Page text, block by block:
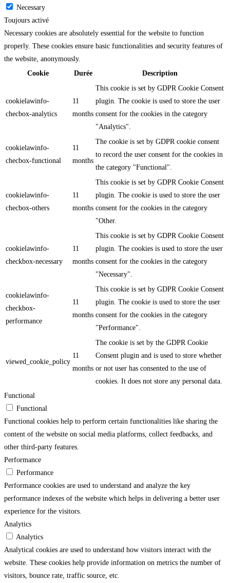
Necessary
Toujours activé
Necessary cookies are absolutely essential for the website to function
properly. These cookies ensure basic functionalities and security features of
the website, anonymously.
Cookie
Durée Description
cookielawinfo-
checbox-analytics
11
months
This cookie is set by GDPR Cookie Consent
plugin. The cookie is used to store the user
consent for the cookies in the category
"Analytics".
cookielawinfo-
checbox-functional
11
months
The cookie is set by GDPR cookie consent
to record the user consent for the cookies in
the category "Functional".
cookielawinfo-
checbox-others
11
months
This cookie is set by GDPR Cookie Consent
plugin. The cookie is used to store the user
consent for the cookies in the category
"Other.
cookielawinfo-
checkbox-necessary
11
months
This cookie is set by GDPR Cookie Consent
plugin. The cookies is used to store the user
consent for the cookies in the category
"Necessary".
cookielawinfo-
checkbox-
performance
11
months
This cookie is set by GDPR Cookie Consent
plugin. The cookie is used to store the user
consent for the cookies in the category
"Performance".
viewed_cookie_policy
11
months
The cookie is set by the GDPR Cookie
Consent plugin and is used to store whether
or not user has consented to the use of
cookies. It does not store any personal data.
Functional
Functional
Functional cookies help to perform certain functionalities like sharing the
content of the website on social media platforms, collect feedbacks, and
other third-party features.
Performance
Performance
Performance cookies are used to understand and analyze the key
performance indexes of the website which helps in delivering a better user
experience for the visitors.
Analytics
Analytics
Analytical cookies are used to understand how visitors interact with the
website. These cookies help provide information on metrics the number of
visitors, bounce rate, traffic source, etc.